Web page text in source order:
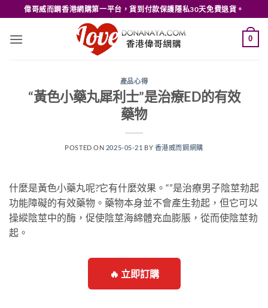
to
content
偉哥威而鋼香港網購第一平台，貨到付款保護隱私30天免費退貨。
0
產品心得
“黃色小藥丸犀利士”是治療ED的有效
藥物
POSTED ON 2025-05-21 BY 香港威而鋼網購
什麼是黃色小藥丸呢?它有什麼效果。“”是治療男子陰莖勃起
功能障礙的有效藥物。藥物本身並不會產生勃起，但它可以
操縱陰莖中的酶，促使陰莖海綿體充血膨脹，從而使陰莖勃
起。
🔥 立即訂購